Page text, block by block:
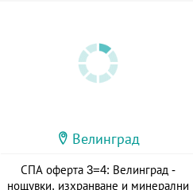
Велинград
СПА оферта 3=4: Велинград -
нощувки, изхранване и минерални